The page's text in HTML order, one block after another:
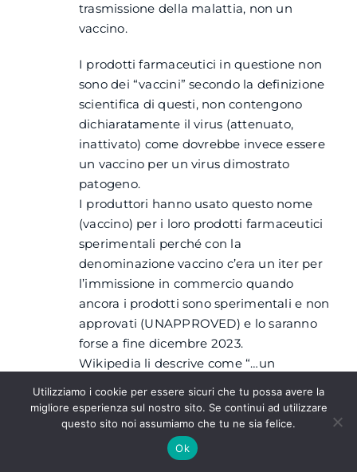
trasmissione della malattia, non un
vaccino.
I prodotti farmaceutici in questione non
sono dei “vaccini” secondo la definizione
scientifica di questi, non contengono
dichiaratamente il virus (attenuato,
inattivato) come dovrebbe invece essere
un vaccino per un virus dimostrato
patogeno.
I produttori hanno usato questo nome
(vaccino) per i loro prodotti farmaceutici
sperimentali perché con la
denominazione vaccino c’era un iter per
l’immissione in commercio quando
ancora i prodotti sono sperimentali e non
approvati (UNAPPROVED) e lo saranno
forse a fine dicembre 2023.
Wikipedia li descrive come “…un
frammenti di mRNA nelle cellule
umane…”
Quindi, hanno sponsorizzato la rapida
commercializzazione per emergenza
Utilizziamo i cookie per essere sicuri che tu possa avere la
migliore esperienza sul nostro sito. Se continui ad utilizzare
questo sito noi assumiamo che tu ne sia felice.
Ok